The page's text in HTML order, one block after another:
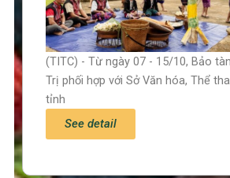
(TITC) - Từ ngày 07 - 15/10, Bảo
Trị phối hợp với Sở Văn hóa, Thể
tỉnh
See detail